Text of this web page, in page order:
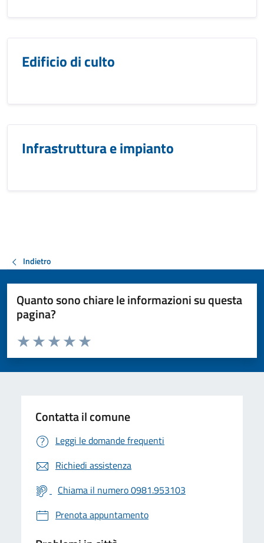
Edificio di culto
Infrastruttura e impianto
Indietro
Quanto sono chiare le informazioni su questa
pagina?
Valuta da 1 a 5 stelle la pagina
Valuta 5 stelle su 5
Valuta 4 stelle su 5
Valuta 3 stelle su 5
Valuta 2 stelle su 5
Valuta 1 stelle su 5
Contatta il comune
Leggi le domande frequenti
Richiedi assistenza
Chiama il numero 0981.953103
Prenota appuntamento